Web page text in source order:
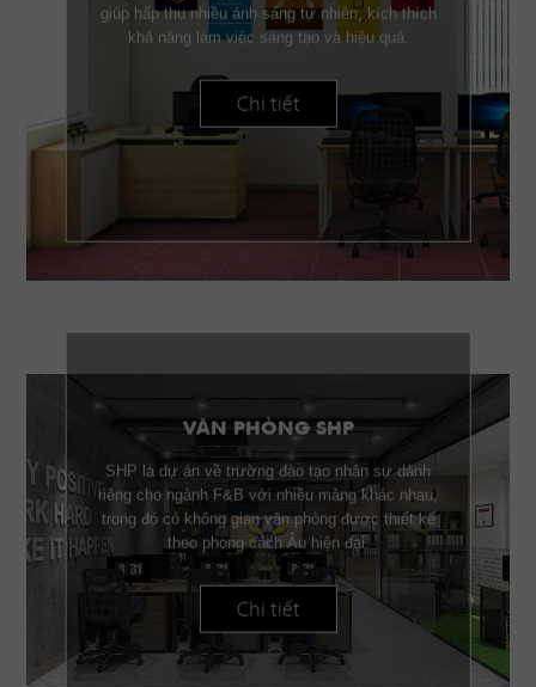
giúp hấp thụ nhiều ánh sáng tự nhiên, kích thích
khả năng làm việc sáng tạo và hiệu quả.
Chi tiết
VĂN PHÒNG SHP
SHP là dự án về trường đào tạo nhân sự dành
riêng cho ngành F&B với nhiều mảng khác nhau,
trong đó có không gian văn phòng được thiết kế
theo phong cách Âu hiện đại.
Chi tiết